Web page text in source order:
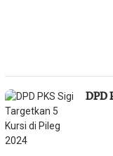
DPD